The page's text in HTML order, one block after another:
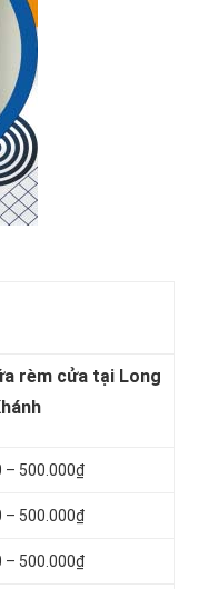
rèm cửa tại Long
– 500.000₫
– 500.000₫
– 500.000₫